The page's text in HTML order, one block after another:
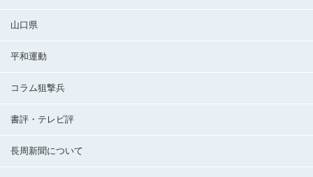
山口県
平和運動
コラム狙撃兵
書評・テレビ評
長周新聞について